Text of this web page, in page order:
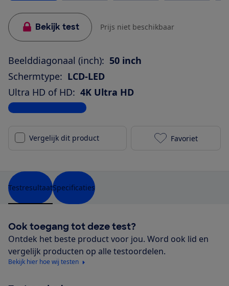
Bekijk test Prijs niet beschikbaar
Beelddiagonaal (inch): 50 inch
Schermtype: LCD-LED
Ultra HD of HD: 4K Ultra HD
Bekijk alle specificaties
Vergelijk dit product Philips
Favoriet
TestresultaatSpecificaties
Ook toegang tot deze test?
Ontdek het beste product voor jou. Word ook lid en
vergelijk producten op alle testoordelen.
Bekijk hier hoe wij testen